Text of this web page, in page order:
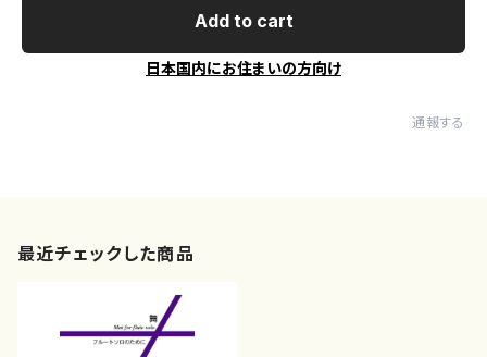
Add to cart
日本国内にお住まいの方向け
通報する
最近チェックした商品